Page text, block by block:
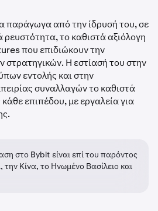
παράγωγα από την ίδρυσή του, σε
το καθιστά αξιόλογη
που επιδιώκουν την
στρατηγικών. Η εστίασή του στην
εντολής και στην
συναλλαγών το καθιστά
επιπέδου, με εργαλεία για
στο Bybit είναι επί του παρόντος
την Κίνα, το Ηνωμένο Βασίλειο και